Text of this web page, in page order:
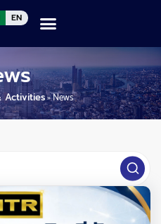
EN
Activities»News